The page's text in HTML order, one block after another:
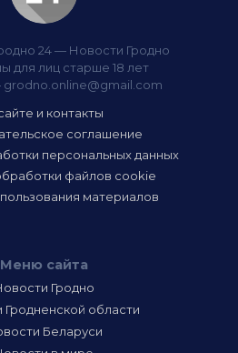
24 — Новости Гродно
для лиц старше 18 лет
grodno.online@gmail.com
и контакты
соглашение
персональных данных
файлов cookie
материалов
Меню сайта
Гродно
Гродненской области
Беларуси